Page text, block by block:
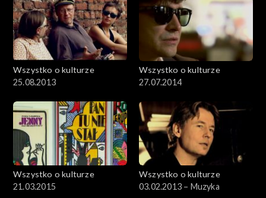
Wszystko o kulturze
25.08.2013
Wszystko o kulturze
27.07.2014
Wszystko o kulturze
21.03.2015
Wszystko o kulturze
03.02.2013 – Muzyka